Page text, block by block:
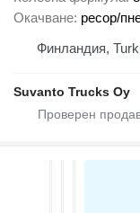
Окачване ресор/
Финландия,
Suvanto Trucks Oy